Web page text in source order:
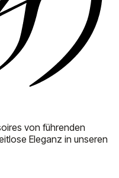
von führenden
Eleganz in unseren